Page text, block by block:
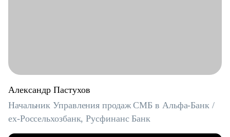
Александр Пастухов
Начальник Управления продаж СМБ в Альфа-Банк /
ex-Россельхозбанк, Русфинанс Банк